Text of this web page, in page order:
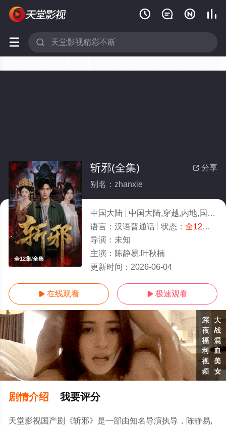
   
 
全12集/全集
 分享
斩邪(全集)
别名：zhanxie
中国大陆 中国大陆,穿越,内地,国产
语言： 汉语普通话 状态： 全12集
导演： 未知
主演： 陈静易,叶秋楠
更新时间： 2026-06-04
 在线观看  极速观看
剧情介绍 我要评分
天堂影视国产剧《斩邪》是一部由知名导演执导，陈静易,